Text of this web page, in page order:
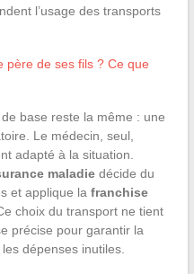
l’usage des transports
père de ses fils ? Ce que
base reste la même : une
Le médecin, seul,
adapté à la situation.
maladiedécide du
et applique la franchise
choix du transport ne tient
précise pour garantir la
dépenses inutiles.